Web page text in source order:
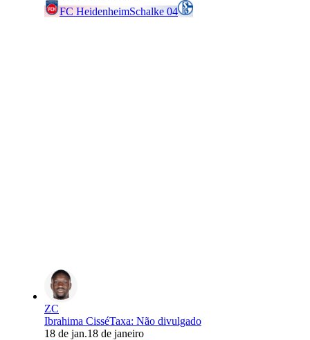
FC HeidenheimSchalke 04
ZC
Ibrahima CisséTaxa: Não divulgado
18 de jan.18 de janeiro